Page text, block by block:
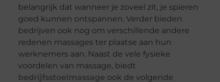
belangrijk dat wanneer je zoveel zit, je spieren
goed kunnen ontspannen. Verder bieden
bedrijven ook nog om verschillende andere
redenen massages ter plaatse aan hun
werknemers aan. Naast de vele fysieke
voordelen van massage, biedt
bedrijfsstoelmassage ook de volgende